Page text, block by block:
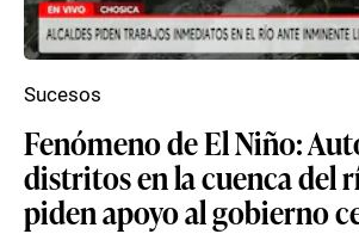
Fenómeno de El Niño:
distritos en la cuenca del
piden apoyo al gobierno
Sucesos